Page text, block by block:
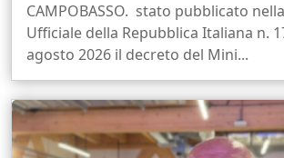
CAMPOBASSO. stato pubblicato
Ufficiale della Repubblica Italiana n.
agosto 2026 il decreto del Mini...